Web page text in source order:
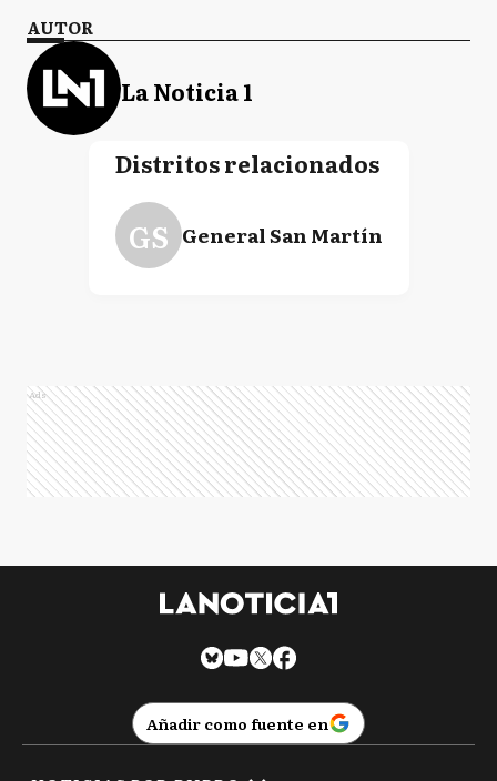
AUTOR
La Noticia 1
Distritos relacionados
GS General San Martín
Ads
Añadir como fuente en